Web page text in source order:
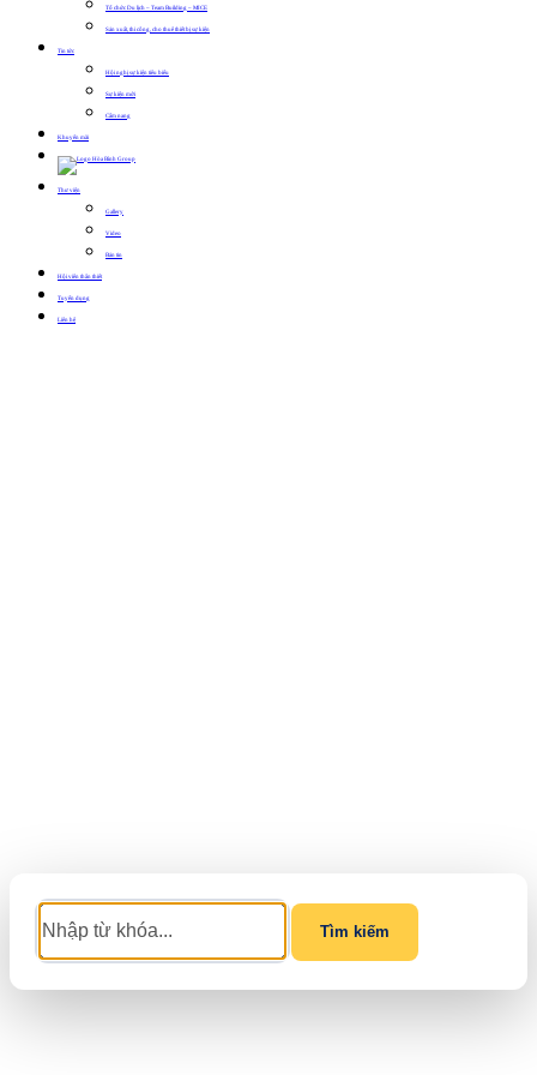
Tổ chức Du lịch – Team Building – MICE
Sản xuất, thi công, cho thuê thiết bị sự kiện
Tin tức
Hội nghị sự kiện tiêu biểu
Sự kiện mới
Cẩm nang
Khuyến mãi
Thư viện
Gallery
Video
Bản tin
Hội viên thân thiết
Tuyển dụng
Liên hệ
Tìm kiếm